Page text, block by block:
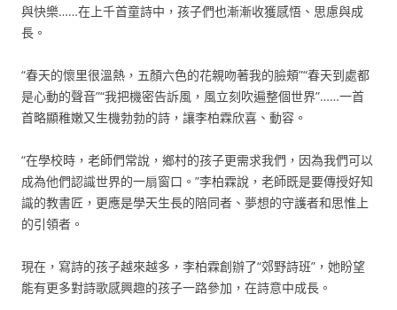
與快樂……在上千首童詩中，孩子們也漸漸收獲感悟、思慮與成
長。
“春天的懷里很溫熱，五顏六色的花親吻著我的臉頰”“春天到處都
是心動的聲音”“我把機密告訴風，風立刻吹遍整個世界”……一首
首略顯稚嫩又生機勃勃的詩，讓李柏霖欣喜、動容。
“在學校時，老師們常說，鄉村的孩子更需求我們，因為我們可以
成為他們認識世界的一扇窗口。”李柏霖說，老師既是要傳授好知
識的教書匠，更應是學天生長的陪同者、夢想的守護者和思惟上
的引領者。
現在，寫詩的孩子越來越多，李柏霖創辦了“郊野詩班”，她盼望
能有更多對詩歌感興趣的孩子一路參加，在詩意中成長。